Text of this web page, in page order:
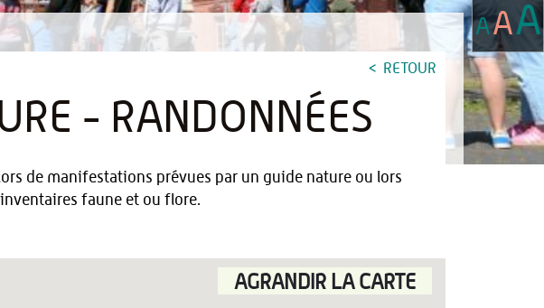
RETOUR
- RANDONNÉES
de manifestations prévues par un guide nature ou lors
faune et ou flore.
AGRANDIR LA CARTE
AAA